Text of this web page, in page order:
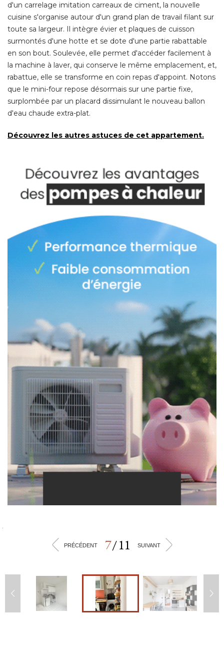
d'un carrelage imitation carreaux de ciment, la nouvelle
cuisine s'organise autour d'un grand plan de travail filant sur
toute sa largeur. Il intègre évier et plaques de cuisson
surmontés d'une hotte et se dote d'une partie rabattable
en son bout. Soulevée, elle permet d'accéder facilement à
la machine à laver, qui conserve le même emplacement, et,
rabattue, elle se transforme en coin repas d'appoint. Notons
que le mini-four repose désormais sur une partie fixe,
surplombée par un placard dissimulant le nouveau ballon
d'eau chaude extra-plat.
Découvrez les autres astuces de cet appartement.
<PRÉCÉDENT 7/11 SUIVANT >